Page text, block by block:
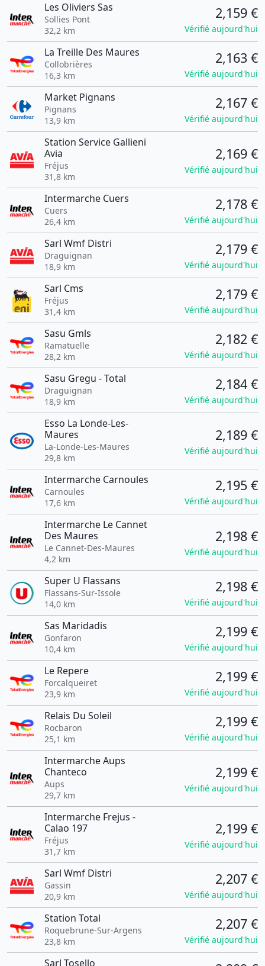
Les Oliviers Sas
Sollies Pont
32,2 km
2,159 €
Vérifié aujourd'hui
La Treille Des Maures
Collobrières
16,3 km
2,163 €
Vérifié aujourd'hui
Market Pignans
Pignans
13,9 km
2,167 €
Vérifié aujourd'hui
Station Service Gallieni
Avia
Fréjus
31,8 km
2,169 €
Vérifié aujourd'hui
Intermarche Cuers
Cuers
26,4 km
2,178 €
Vérifié aujourd'hui
Sarl Wmf Distri
Draguignan
18,9 km
2,179 €
Vérifié aujourd'hui
Sarl Cms
Fréjus
31,4 km
2,179 €
Vérifié aujourd'hui
Sasu Gmls
Ramatuelle
28,2 km
2,182 €
Vérifié aujourd'hui
Sasu Gregu - Total
Draguignan
18,9 km
2,184 €
Vérifié aujourd'hui
Esso La Londe-Les-
Maures
La-Londe-Les-Maures
29,8 km
2,189 €
Vérifié aujourd'hui
Intermarche Carnoules
Carnoules
17,6 km
2,195 €
Vérifié aujourd'hui
Intermarche Le Cannet
Des Maures
Le Cannet-Des-Maures
4,2 km
2,198 €
Vérifié aujourd'hui
Super U Flassans
Flassans-Sur-Issole
14,0 km
2,198 €
Vérifié aujourd'hui
Sas Maridadis
Gonfaron
10,4 km
2,199 €
Vérifié aujourd'hui
Le Repere
Forcalqueiret
23,9 km
2,199 €
Vérifié aujourd'hui
Relais Du Soleil
Rocbaron
25,1 km
2,199 €
Vérifié aujourd'hui
Intermarche Aups
Chanteco
Aups
29,7 km
2,199 €
Vérifié aujourd'hui
Intermarche Frejus -
Calao 197
Fréjus
31,7 km
2,199 €
Vérifié aujourd'hui
Sarl Wmf Distri
Gassin
20,9 km
2,207 €
Vérifié aujourd'hui
Station Total
Roquebrune-Sur-Argens
23,8 km
2,207 €
Vérifié aujourd'hui
Sarl Tosello